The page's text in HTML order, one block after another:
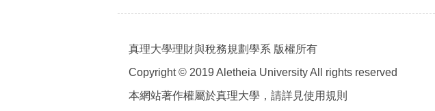
真理大學理財與稅務規劃學系 版權所有
Copyright © 2019 Aletheia University All rights reserved
本網站著作權屬於真理大學，請詳見使用規則